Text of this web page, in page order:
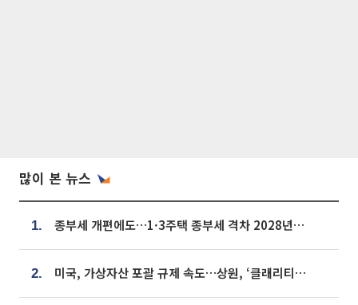
많이 본 뉴스
1. 종부세 개편에도…1·3주택 종부세 격차 2028년부터 확대
2. 미국, 가상자산 포괄 규제 속도…상원, ‘클래리티법’ 9월 절차투표 추진